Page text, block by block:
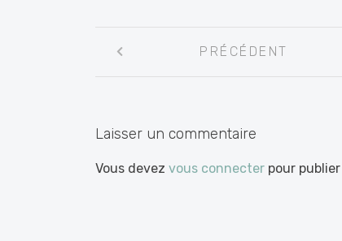
entre
PRÉCÉDENT
Laisser un commentaire
Vous devez vous connecter pour